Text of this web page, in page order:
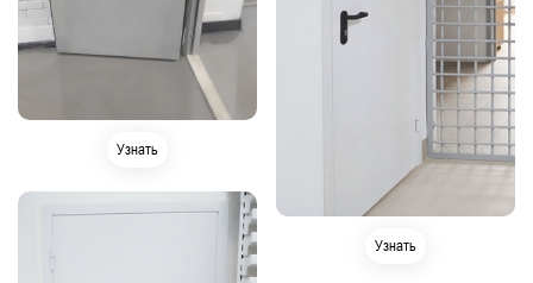
Узнать
Узнать